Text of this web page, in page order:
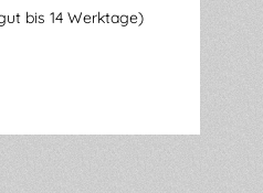
bis 14 Werktage)